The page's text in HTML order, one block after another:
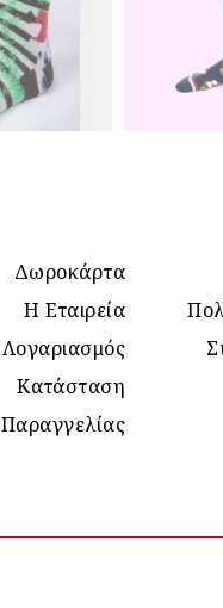
Δωροκάρτα
Η Εταιρεία
Λογαριασμός
Κατάσταση
Παραγγελίας